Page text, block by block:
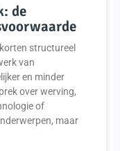
de
structureel
van
en minder
over werving,
of
maar